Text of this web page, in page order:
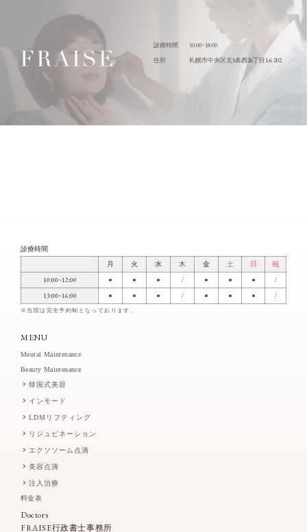
診療時間 10:00~18:00
住所 札幌市中央区北5条西26丁目 1-6 202
診療時間
月
火 水 木 金 土 日 祝
10:00~12:00 ● ● ● / ● ● ● /
13:00~16:00 ● ● ● / ● ● ● /
※当院は完全予約制となっております。
MENU
Mental Maintenance
Beauty Maintenance
韓国式美容
インモード
LDMリフティング
リジュビネーション
エクソソーム点滴
美容点滴
注入治療
料金表
Doctors
FRAISE行政書士事務所